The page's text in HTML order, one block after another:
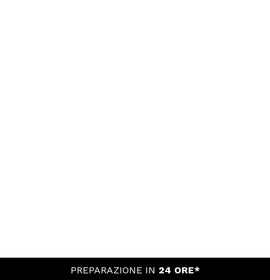
PREPARAZIONE IN 24 ORE*